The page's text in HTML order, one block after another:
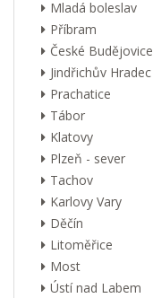
Mladá boleslav
Příbram
České Budějovice
Jindřichův Hradec
Prachatice
Tábor
Klatovy
Plzeň - sever
Tachov
Karlovy Vary
Děčín
Litoměřice
Most
Ústí nad Labem